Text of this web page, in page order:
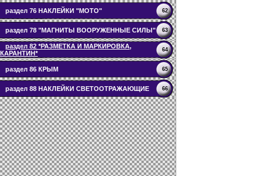
раздел 76 НАКЛЕЙКИ "МОТО" 62
раздел 78 "МАГНИТЫ ВООРУЖЕННЫЕ СИЛЫ" 63
раздел 82 *РАЗМЕТКА И МАРКИРОВКА,
КАРАНТИН*
64
раздел 86 КРЫМ 65
раздел 88 НАКЛЕЙКИ СВЕТООТРАЖАЮЩИЕ 66